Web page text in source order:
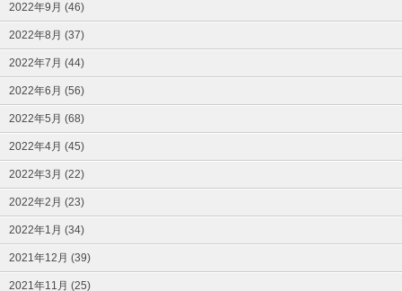
2022年9月 (46)
2022年8月 (37)
2022年7月 (44)
2022年6月 (56)
2022年5月 (68)
2022年4月 (45)
2022年3月 (22)
2022年2月 (23)
2022年1月 (34)
2021年12月 (39)
2021年11月 (25)